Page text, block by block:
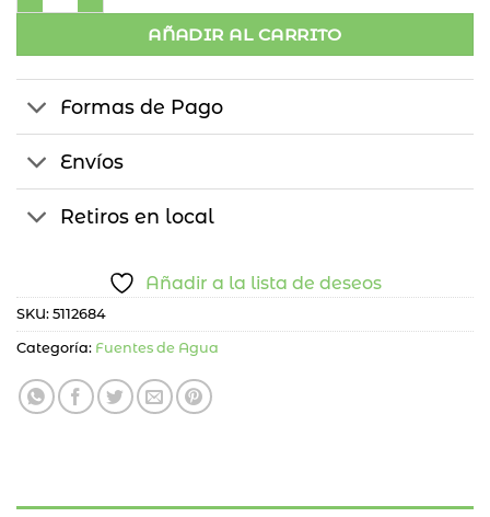
AÑADIR AL CARRITO
Formas de Pago
Envíos
Retiros en local
Añadir a la lista de deseos
SKU: 5112684
Categoría: Fuentes de Agua